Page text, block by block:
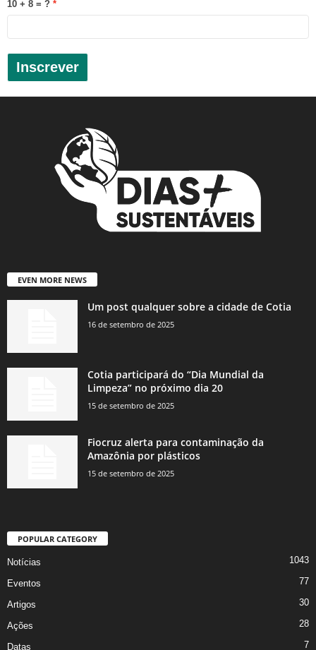
10 + 8 = ?
Inscrever
EVEN MORE NEWS
Um post qualquer sobre a cidade de Cotia
16 de setembro de 2025
Cotia participará do “Dia Mundial da
Limpeza” no próximo dia 20
15 de setembro de 2025
Fiocruz alerta para contaminação da
Amazônia por plásticos
15 de setembro de 2025
POPULAR CATEGORY
Notícias 1043
Eventos 77
Artigos 30
Ações 28
Datas 7